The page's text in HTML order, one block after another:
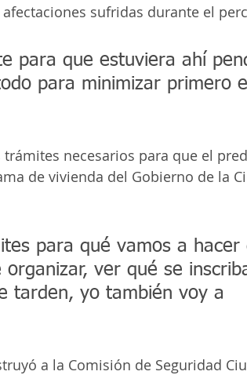
sufridas durante el
para que estuviera ahí
para minimizar primero
necesarios para que el
de vivienda del Gobierno de la
para qué vamos a hacer
ver qué se
tarden, yo también voy a
a la Comisión de Seguridad